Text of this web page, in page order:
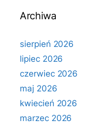
Archiwa
sierpień 2026
lipiec 2026
czerwiec 2026
maj 2026
kwiecień 2026
marzec 2026